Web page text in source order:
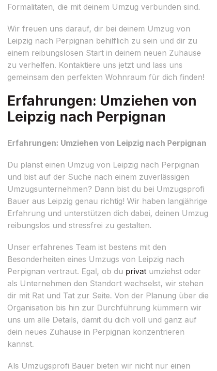
Formalitäten, die mit deinem Umzug verbunden sind.
Wir freuen uns darauf, dir bei deinem Umzug von
Leipzig nach Perpignan behilflich zu sein und dir zu
einem reibungslosen Start in deinem neuen Zuhause
zu verhelfen. Kontaktiere uns jetzt und lass uns
gemeinsam den perfekten Wohnraum für dich finden!
Erfahrungen: Umziehen von
Leipzig nach Perpignan
Erfahrungen: Umziehen von Leipzig nach Perpignan
Du planst einen Umzug von Leipzig nach Perpignan
und bist auf der Suche nach einem zuverlässigen
Umzugsunternehmen? Dann bist du bei Umzugsprofi
Bauer aus Leipzig genau richtig! Wir haben langjährige
Erfahrung und unterstützen dich dabei, deinen Umzug
reibungslos und stressfrei zu gestalten.
Unser erfahrenes Team ist bestens mit den
Besonderheiten eines Umzugs von Leipzig nach
Perpignan vertraut. Egal, ob du privat umziehst oder
als Unternehmen den Standort wechselst, wir stehen
dir mit Rat und Tat zur Seite. Von der Planung über die
Organisation bis hin zur Durchführung kümmern wir
uns um alle Details, damit du dich voll und ganz auf
dein neues Zuhause in Perpignan konzentrieren
kannst.
Als Umzugsprofi Bauer bieten wir nicht nur einen